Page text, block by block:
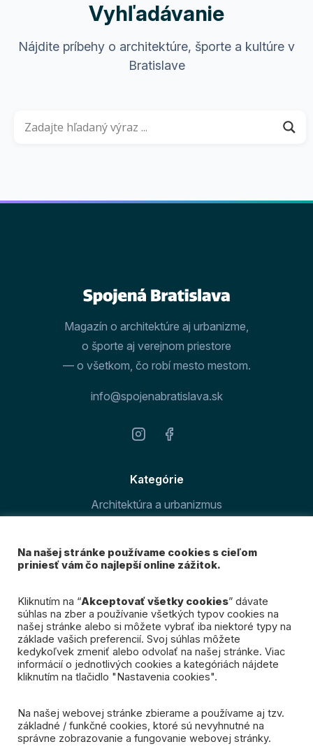
Vyhľadávanie
Nájdite príbehy o architektúre, športe a kultúre v
Bratislave
Magazín o architektúre aj urbanizme,
o športe aj verejnom priestore
— o všetkom, čo robí mesto mestom.
info@spojenabratislava.sk
Kategórie
Architektúra a urbanizmus
O magazíne
Prihláste sa k odberu
nášho newslettra
Mám záujem
© 2026 Spojená Bratislava. Všetky práva vyhradené.
Na našej stránke používame cookies s cieľom
priniesť vám čo najlepší online zážitok.
Kliknutím na “Akceptovať všetky cookies” dávate
súhlas na zber a používanie všetkých typov cookies na
našej stránke alebo si môžete vybrať iba niektoré typy na
základe vašich preferencií. Svoj súhlas môžete
kedykoľvek zmeniť alebo odvolať na našej stránke. Viac
informácií o jednotlivých cookies a kategóriách nájdete
kliknutím na tlačidlo "Nastavenia cookies".
Na našej webovej stránke zbierame a používame aj tzv.
základné / funkčné cookies, ktoré sú nevyhnutné na
správne zobrazovanie a fungovanie webovej stránky.